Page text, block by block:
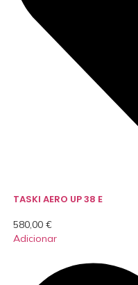
TASKI AERO UP 38 E
580,00 €
Adicionar